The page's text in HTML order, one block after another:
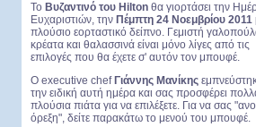
Το Βυζαντινό του Hilton θα γιορτάσει την
Ευχαριστιών, την Πέμπτη 24 Νοεμβρίου 2011
πλούσιο εορταστικό δείπνο. Γεμιστή
κρέατα και θαλασσινά είναι μόνο λίγες από τις
επιλογές που θα έχετε σ' αυτόν τον μπουφέ.
Ο executive chef Γιάννης Μανίκης
την ειδική αυτή ημέρα και σας προσφέρει
πλούσια πιάτα για να επιλέξετε. Για να σας
όρεξη", δείτε παρακάτω το μενού του μπουφέ.